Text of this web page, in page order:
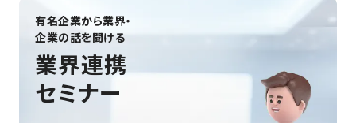
#ゲーム開発#学生の作品
有名企業から業界・
企業の話を聞ける
業界連携
セミナー